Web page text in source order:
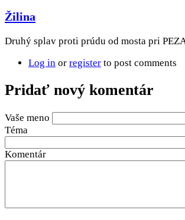
Žilina
Druhý splav proti prúdu od mosta pri
Log in or register to post comments
Pridať nový komentár
Vaše meno
Téma
Komentár